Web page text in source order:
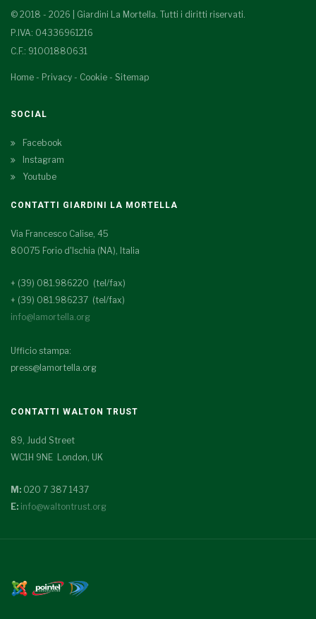
© 2018 - 2026 | Giardini La Mortella. Tutti i diritti riservati.
P.IVA: 04336961216
C.F.: 91001880631
Home - Privacy - Cookie - Sitemap
SOCIAL
Facebook
Instagram
Youtube
CONTATTI GIARDINI LA MORTELLA
Via Francesco Calise, 45
80075 Forio d'Ischia (NA), Italia
+ (39) 081.986220 (tel/fax)
+ (39) 081.986237 (tel/fax)
info@lamortella.org
Ufficio stampa:
press@lamortella.org
CONTATTI WALTON TRUST
89, Judd Street
WC1H 9NE London, UK
M: 020 7 387 1437
E: info@waltontrust.org